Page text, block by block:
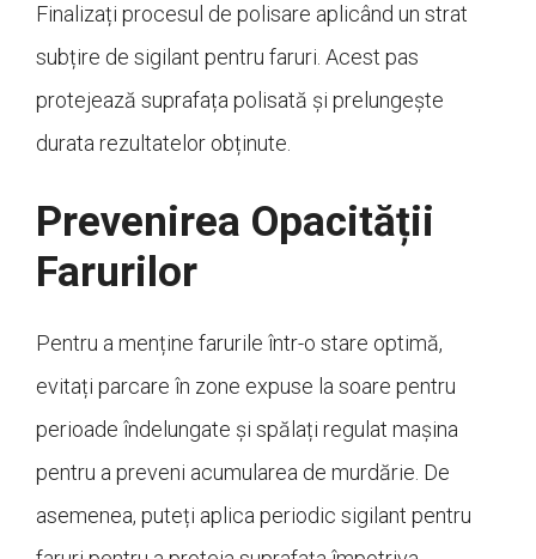
Finalizați procesul de polisare aplicând un strat
subțire de sigilant pentru faruri. Acest pas
protejează suprafața polisată și prelungește
durata rezultatelor obținute.
Prevenirea Opacității
Farurilor
Pentru a menține farurile într-o stare optimă,
evitați parcare în zone expuse la soare pentru
perioade îndelungate și spălați regulat mașina
pentru a preveni acumularea de murdărie. De
asemenea, puteți aplica periodic sigilant pentru